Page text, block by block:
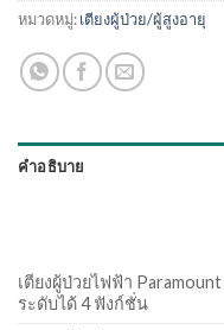
หมวดหมู่:เตียงผู้ป่วย/ผู้สูงอายุ
คำอธิบาย
เตียงผู้ป่วยไฟฟ้า
ระดับได้ 4 ฟังก์ชั่น